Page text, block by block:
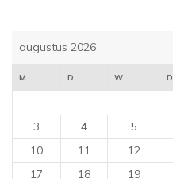
augustus 2026
M D W D
3
4 5
10
11 12
17
18 19